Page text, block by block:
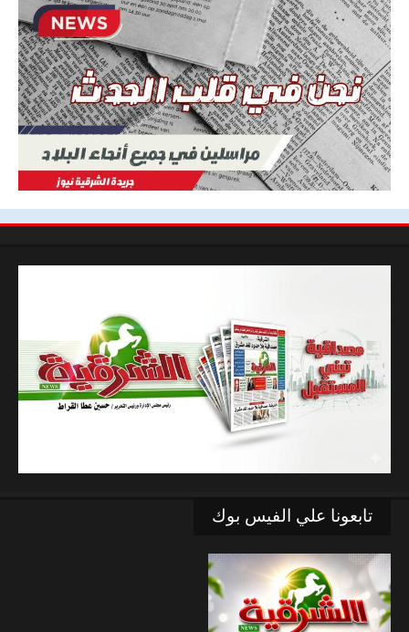
تابعونا علي الفيس بوك